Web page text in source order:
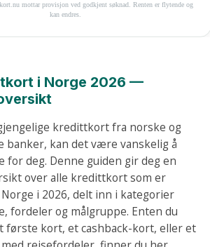
i Norge 2026 —
kredittkort fra norske og
banker, kan det være vanskelig å
for deg. Denne guiden gir deg en
over alle kredittkort som er
i 2026, delt inn i kategorier
fordeler og målgruppe. Enten du
første kort, et cashback-kort, eller et
mottar provisjon ved godkjent søknad. Renten er flytende og
kan endres.